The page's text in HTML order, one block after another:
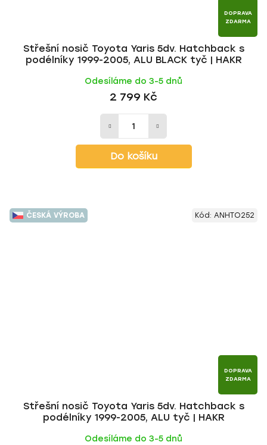
DOPRAVA
ZDARMA
Střešní nosič Toyota Yaris 5dv. Hatchback s
podélníky 1999-2005, ALU BLACK tyč | HAKR
Odesíláme do 3-5 dnů
2 799 Kč
Do košíku
ČESKÁ VÝROBA
DOPRAVA
ZDARMA
Střešní nosič Toyota Yaris 5dv. Hatchback s
podélníky 1999-2005, ALU tyč | HAKR
Odesíláme do 3-5 dnů
Kód: ANHTO252